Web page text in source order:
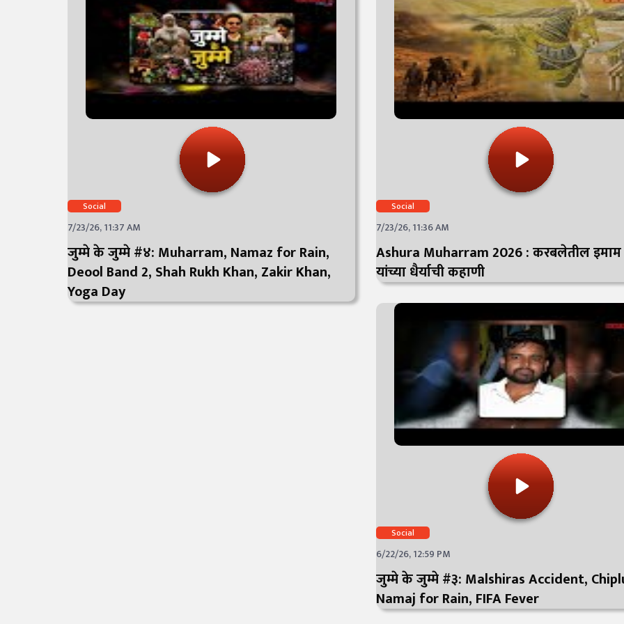
Social
7/23/26, 11:37 AM
जुम्मे के जुम्मे #४: Muharram, Namaz for Rain,
Deool Band 2, Shah Rukh Khan, Zakir Khan,
Yoga Day
Social
7/23/26, 11:36 AM
Ashura Muharram 2026 : करबलेतील
यांच्या धैर्याची कहाणी
Social
6/22/26, 12:59 PM
जुम्मे के जुम्मे #३: Malshiras Accident,
Namaj for Rain, FIFA Fever